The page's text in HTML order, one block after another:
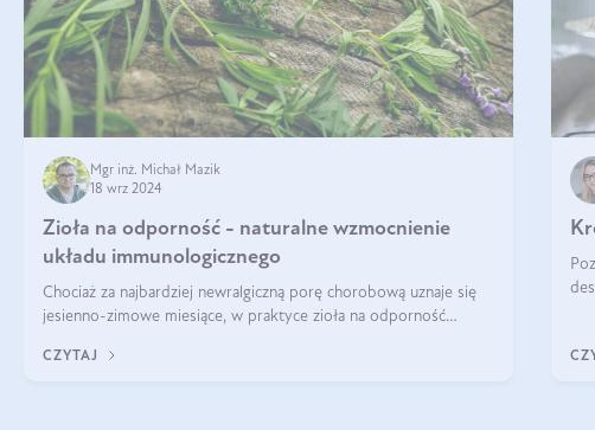
Mgr inż. Michał Mazik
18 wrz 2024
Zioła na odporność - naturalne wzmocnienie
układu immunologicznego
Chociaż za najbardziej newralgiczną porę chorobową uznaje się
jesienno-zimowe miesiące, w praktyce zioła na odporność
regularność w połąc
CZYTAJ